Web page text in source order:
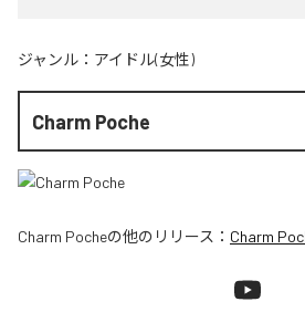
ジャンル： アイドル(女性)
Charm Poche
Charm Pocheの他のリリース： Charm